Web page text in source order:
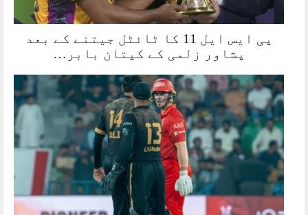
پی ایس ایل 11 کا ٹائٹل جیتنے کے بعد
پشاور زلمی کے کپتان بابر…